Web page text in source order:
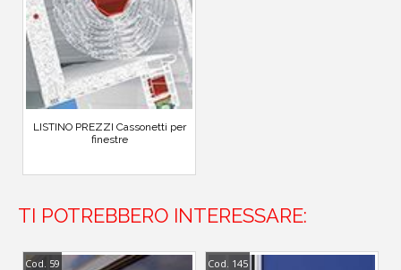
LISTINO PREZZI Cassonetti per
finestre
TI POTREBBERO INTERESSARE:
Cod. 59 Cod. 145